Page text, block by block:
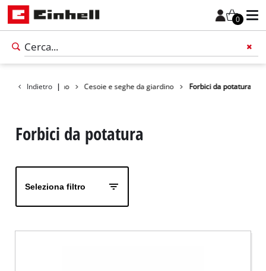
0
Indietro |
Giardino Cesoie e seghe da giardino Forbici da potatura
Forbici da potatura
Seleziona filtro